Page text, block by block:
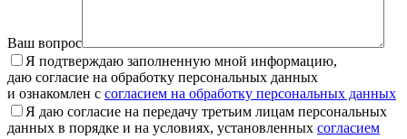
Ваш вопрос
Я подтверждаю заполненную мной информацию,
даю согласие на обработку персональных данных
и ознакомлен с согласием на обработку персональных данных
Я даю согласие на передачу третьим лицам персональных
данных в порядке и на условиях, установленных согласием